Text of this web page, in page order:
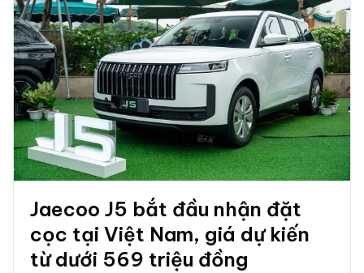
Jaecoo J5 bắt đầu nhận đặt
cọc tại Việt Nam, giá dự kiến
từ dưới 569 triệu đồng